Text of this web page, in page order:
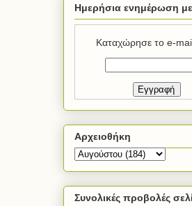
Ημερήσια ενημέρωση
Καταχώρησε το e-
Αρχειοθήκη
Συνολικές προβολές